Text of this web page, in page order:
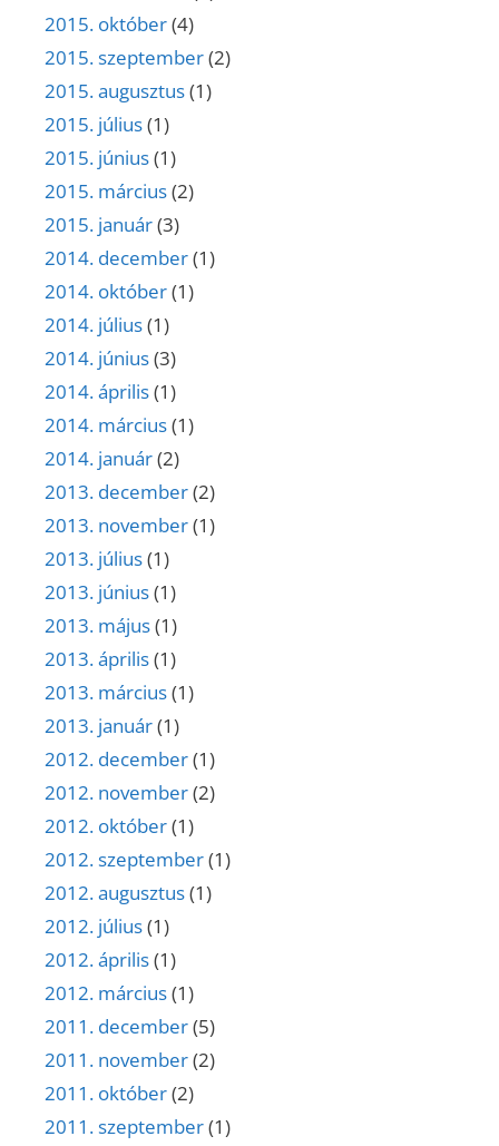
2015. október(4)
2015. szeptember(2)
2015. augusztus(1)
2015. július(1)
2015. június(1)
2015. március(2)
2015. január(3)
2014. december(1)
2014. október(1)
2014. július(1)
2014. június(3)
2014. április(1)
2014. március(1)
2014. január(2)
2013. december(2)
2013. november(1)
2013. július(1)
2013. június(1)
2013. május(1)
2013. április(1)
2013. március(1)
2013. január(1)
2012. december(1)
2012. november(2)
2012. október(1)
2012. szeptember(1)
2012. augusztus(1)
2012. július(1)
2012. április(1)
2012. március(1)
2011. december(5)
2011. november(2)
2011. október(2)
2011. szeptember(1)